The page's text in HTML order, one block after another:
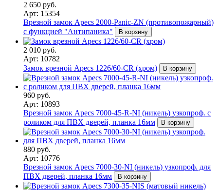
2 650 руб.
Арт: 15354
Врезной замок Apecs 2000-Panic-ZN (противопожарный)
с функцией "Антипаника"
В корзину
2 010 руб.
Арт: 10782
Замок врезной Apecs 1226/60-CR (хром)
В корзину
960 руб.
Арт: 10893
Врезной замок Apecs 7000-45-R-NI (никель) узкопроф. с
роликом для ПВХ дверей, планка 16мм
В корзину
880 руб.
Арт: 10776
Врезной замок Apecs 7000-30-NI (никель) узкопроф. для
ПВХ дверей, планка 16мм
В корзину